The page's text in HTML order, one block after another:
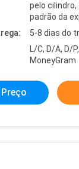
pelo cilindro,
padrão da
5-8 dias do
L/C, D/A, D/
MoneyGram